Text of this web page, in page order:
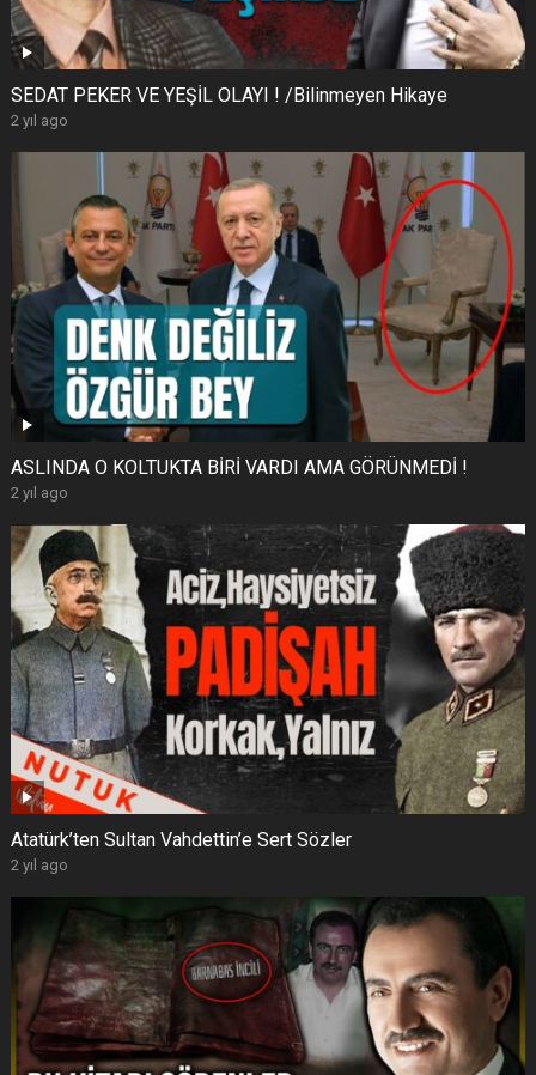
SEDAT PEKER VE YEŞİL OLAYI ! /Bilinmeyen Hikaye
2 yıl ago
ASLINDA O KOLTUKTA BİRİ VARDI AMA GÖRÜNMEDİ !
2 yıl ago
Atatürk’ten Sultan Vahdettin’e Sert Sözler
2 yıl ago